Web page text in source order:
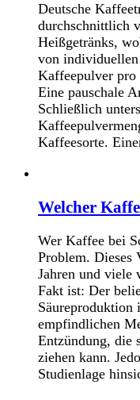
Deutsche
durchschnittlich
Heißgetränks,
von
Kaffeepulver pro
Eine pauschale
Schließlich
Kaffeesorte.
Welcher
Wer Kaffee bei
Problem. Dieses
Jahren und viele
Fakt ist: Der
Säureproduktion
empfindlichen
Entzündung, die
ziehen kann.
Studienlage